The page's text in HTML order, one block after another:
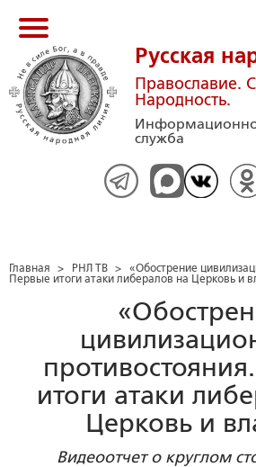
Русская
Православие.
Народность.
служба
Главная > РНЛ ТВ > «Обострение
Первые итоги атаки либералов на Церковь и
итоги атаки
Церковь и
Видеоотчет о круглом